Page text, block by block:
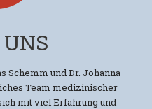
Schemm und Dr. Johanna
Team medizinischer
mit viel Erfahrung und